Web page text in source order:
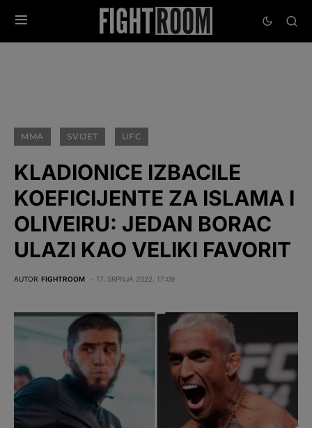
MMA SVIJET UFC
KLADIONICE IZBACILE
KOEFICIJENTE ZA ISLAMA I
OLIVEIRU: JEDAN BORAC
ULAZI KAO VELIKI FAVORIT
AUTOR FIGHTROOM 17. SRPNJA 2022. 17:09